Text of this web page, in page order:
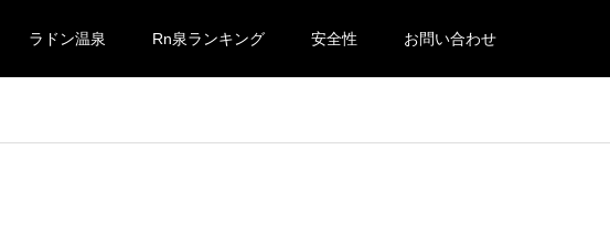
ラドン温泉 Rn泉ランキング 安全性 お問い合わせ